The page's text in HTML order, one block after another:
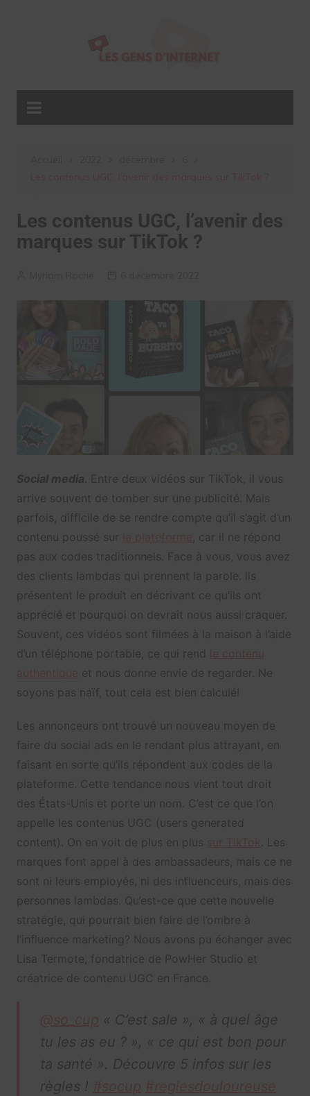
Les contenus UGC, l’avenir des
marques sur TikTok ?
Social media . Entre deux vidéos sur TikTok, il vous
arrive souvent de tomber sur une publicité. Mais
parfois, difficile de se rendre compte qu’il s’agit d’un
contenu poussé sur
, car il ne répond
pas aux codes traditionnels. Face à vous, vous avez
des clients lambdas qui prennent la parole. Ils
présentent le produit en décrivant ce qu’ils ont
apprécié et pourquoi on devrait nous aussi craquer.
Souvent, ces vidéos sont filmées à la maison à l’aide
d’un téléphone portable, ce qui rend
et nous donne envie de regarder. Ne
soyons pas naïf, tout cela est bien calculé!
Les annonceurs ont trouvé un nouveau moyen de
faire du social ads en le rendant plus attrayant, en
faisant en sorte qu’ils répondent aux codes de la
plateforme. Cette tendance nous vient tout droit
des États-Unis et porte un nom. C’est ce que l’on
appelle les contenus UGC (users generated
content). On en voit de plus en plus
. Les
marques font appel à des ambassadeurs, mais ce ne
sont ni leurs employés, ni des influenceurs, mais des
personnes lambdas. Qu’est-ce que cette nouvelle
stratégie, qui pourrait bien faire de l’ombre à
l’influence marketing? Nous avons pu échanger avec
Lisa Termote, fondatrice de PowHer Studio et
créatrice de contenu UGC en France.
« C’est sale », « à quel âge
tu les as eu ? », « ce qui est bon pour
ta santé ». Découvre 5 infos sur les
règles !